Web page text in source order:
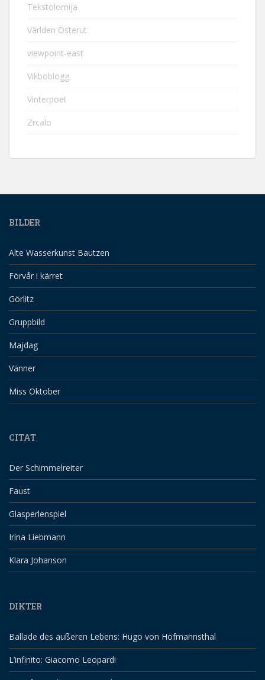
Tekstolomija
Världen Österut
viewpoint-east
Vikboblogg
Vinterpoet
Zrcalo
BILDER
Alte Wasserkunst Bautzen
Förvår i kärret
Görlitz
Gruppbild
Majdag
Vänner
Miss Oktober
CITAT
Der Schimmelreiter
Faust
Glasperlenspiel
Irina Liebmann
Klara Johanson
DIKTER
Ballade des äußeren Lebens: Hugo von Hofmannsthal
L’infinito: Giacomo Leopardi